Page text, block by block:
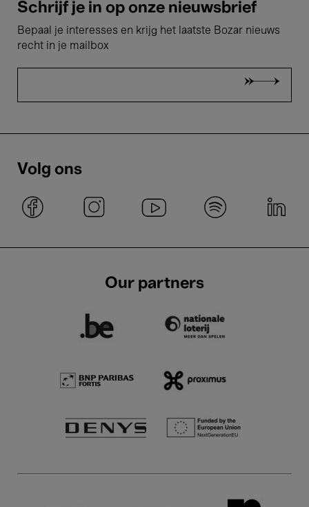
Schrijf je in op onze nieuwsbrief
Bepaal je interesses en krijg het laatste Bozar nieuws
recht in je mailbox
Volg ons
Our partners